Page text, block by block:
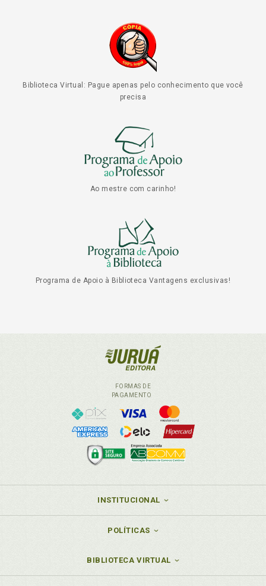
Biblioteca Virtual: Pague apenas pelo conhecimento que você
precisa
Ao mestre com carinho!
Programa de Apoio à Biblioteca Vantagens exclusivas!
FORMAS DE
PAGAMENTO
INSTITUCIONAL
POLÍTICAS
BIBLIOTECA VIRTUAL